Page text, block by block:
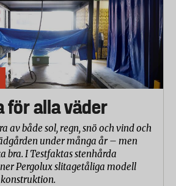
för alla väder
av både sol, regn, snö och vind och
under många år – men
bra. I Testfaktas stenhårda
Pergolux slitagetåliga modell